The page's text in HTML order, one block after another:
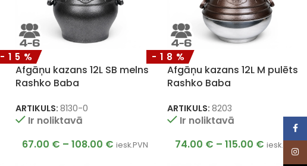
-15%
Afgāņu kazans 12L SB melns
Rashko Baba
ARTIKULS: 8130-0
Ir noliktavā
67.00 € – 108.00 € iesk.PVN
-18%
Afgāņu kazans 12L M pulēts
Rashko Baba
ARTIKULS: 8203
Ir noliktavā
74.00 € – 115.00 € iesk.PVN